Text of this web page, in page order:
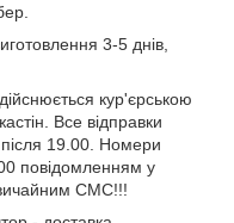
3-5 днів,
кур'єрською
Все відправки
19.00. Номери
повідомленням у
СМС!!!